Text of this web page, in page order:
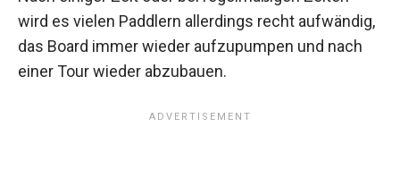
wird es vielen Paddlern allerdings recht aufwändig,
das Board immer wieder aufzupumpen und nach
einer Tour wieder abzubauen.